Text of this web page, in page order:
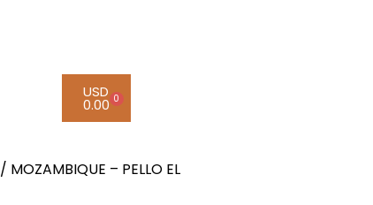
USD
0.00 0
/ MOZAMBIQUE – PELLO EL